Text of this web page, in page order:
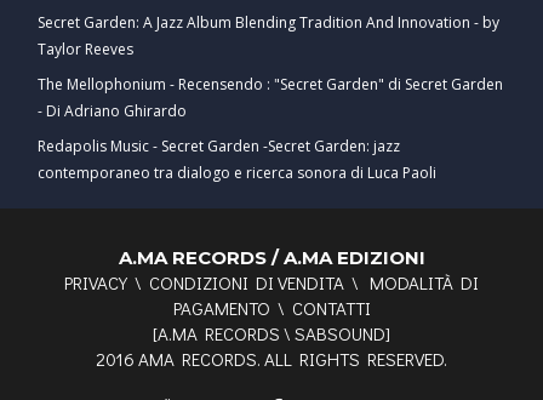
Secret Garden: A Jazz Album Blending Tradition And Innovation - by
Taylor Reeves
The Mellophonium - Recensendo : "Secret Garden" di Secret Garden
- Di Adriano Ghirardo
Redapolis Music - Secret Garden -Secret Garden: jazz
contemporaneo tra dialogo e ricerca sonora di Luca Paoli
A.MA RECORDS / A.MA EDIZIONI
PRIVACY \ CONDIZIONI DI VENDITA \ MODALITÀ DI
PAGAMENTO \ CONTATTI
[A.MA RECORDS \ SABSOUND]
2016 AMA RECORDS. ALL RIGHTS RESERVED.